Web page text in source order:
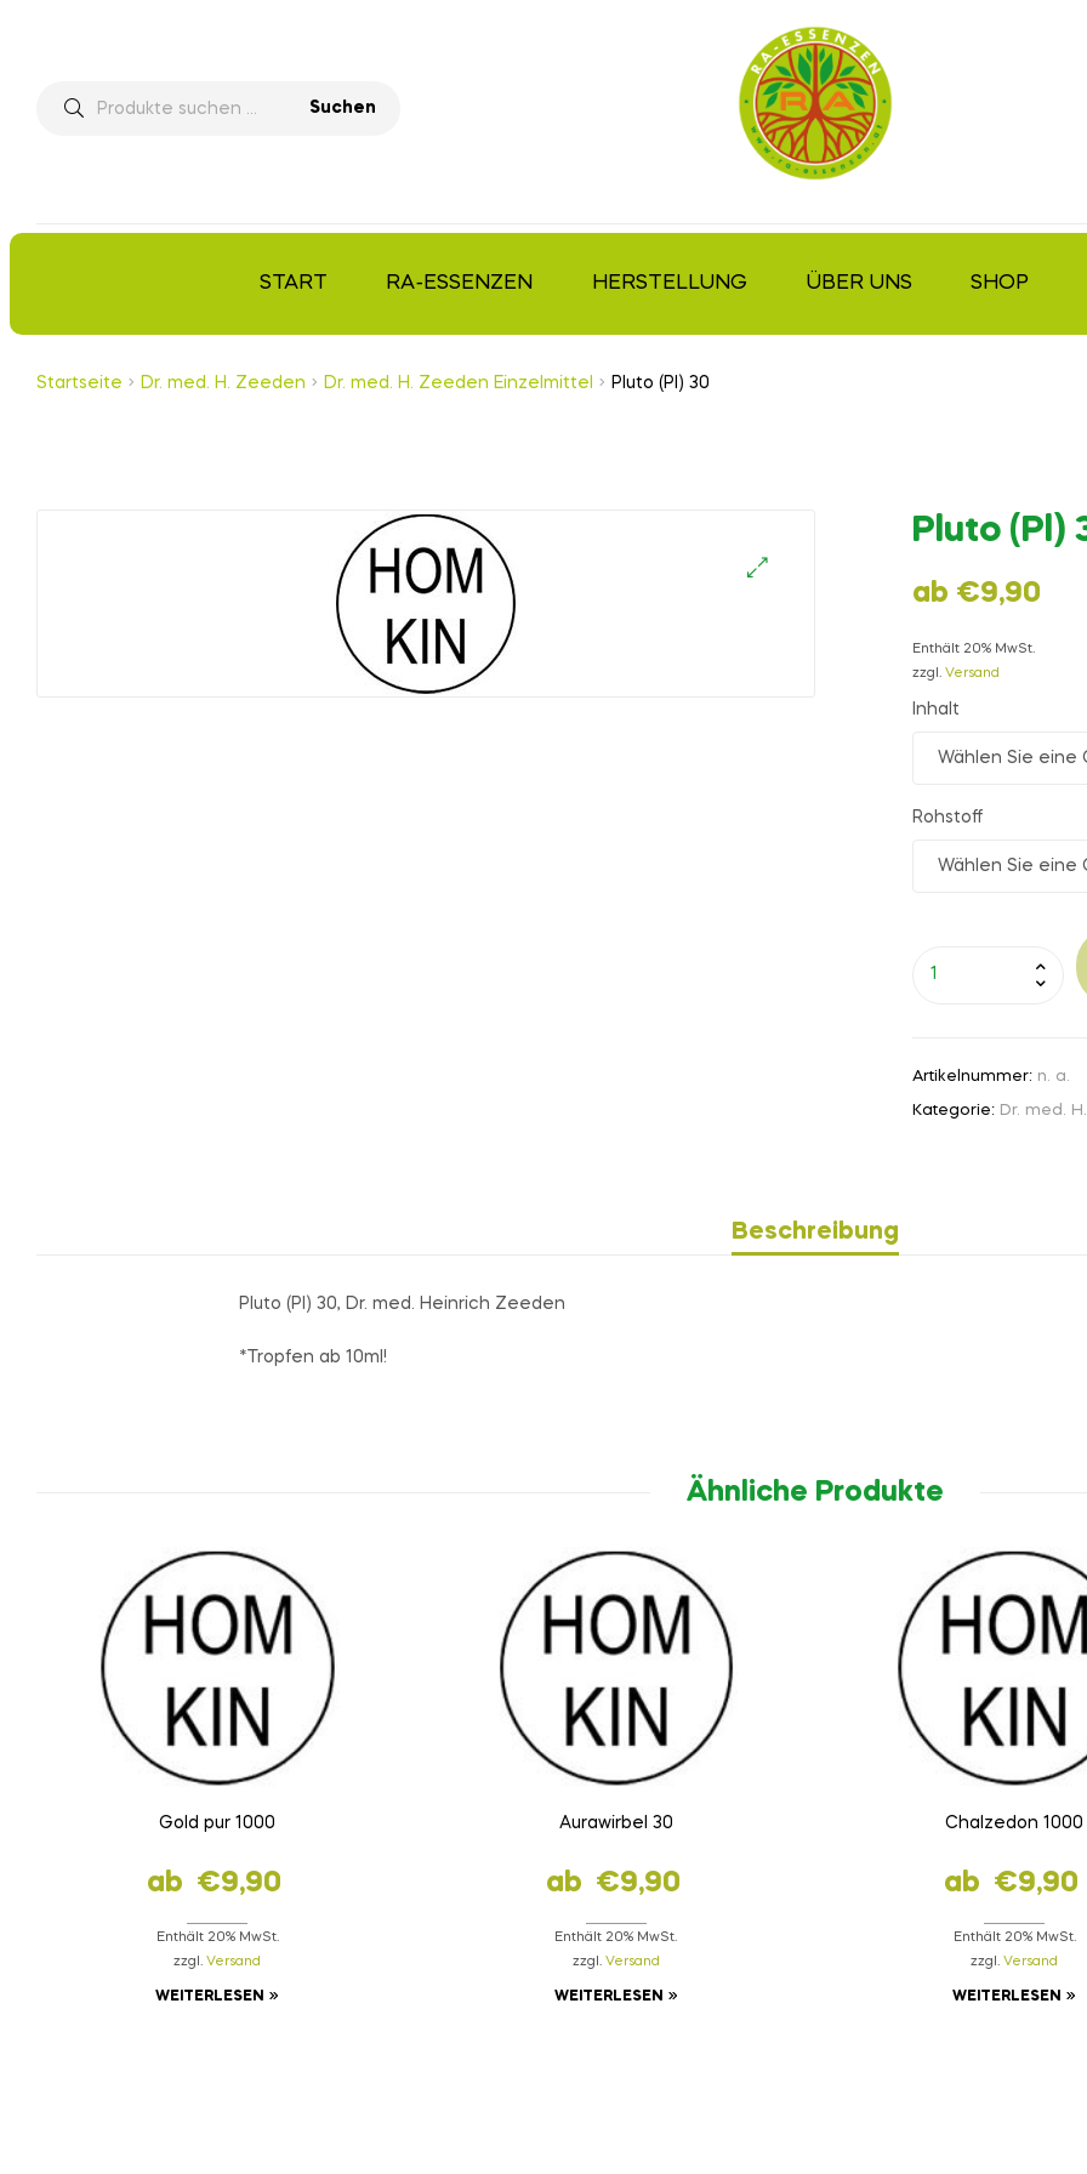
Suchen
START RA-ESSENZEN HERSTELLUNG ÜBER UNS SHOP
Startseite Dr. med. H. Zeeden Dr. med. H. Zeeden Einzelmittel Pluto (Pl) 30
Pluto (Pl)
ab €9,90
Enthält 20% MwSt.
zzgl. Versand
Inhalt
Rohstoff
Artikelnummer: n. a.
Kategorie: Dr. med.
Beschreibung
Pluto (Pl) 30, Dr. med. Heinrich Zeeden
*Tropfen ab 10ml!
Ähnliche Produkte
Gold pur 1000
ab €9,90
Enthält 20% MwSt.
zzgl.Versand
WEITERLESEN
Aurawirbel 30
ab €9,90
Enthält 20% MwSt.
zzgl. Versand
WEITERLESEN
Chalzedon 1000
ab €9,90
Enthält 20% MwSt.
zzgl.Versand
WEITERLESEN